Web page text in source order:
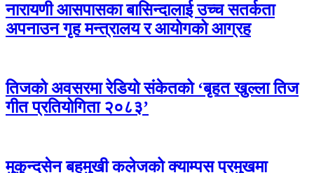
नारायणी आसपासका बासिन्दालाई उच्च सतर्कता
अपनाउन गृह मन्त्रालय र आयोगको आग्रह
तिजको अवसरमा रेडियो संकेतको ‘बृहत खुल्ला तिज
गीत प्रतियोगिता २०८३’
मुकुन्दसेन बहुमुखी कलेजको क्याम्पस प्रमुखमा